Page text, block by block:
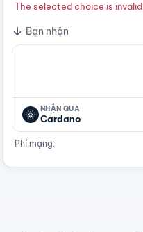
The selected choice is invalid.
Bạn nhận
NHẬN QUA
Cardano
Phí mạng: